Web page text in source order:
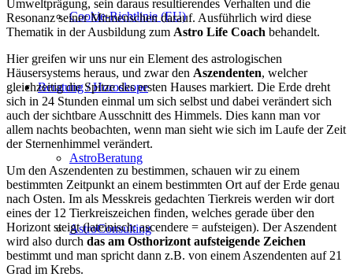
Cookie-Richtlinie (EU)
Beratung / Horoskope
AstroBeratung
AstroConsulting
Umweltprägung, sein daraus resultierendes Verhalten und die
Resonanz seiner Mitmenschen darauf. Ausführlich wird diese
Thematik in der Ausbildung zum Astro Life Coach behandelt.
Hier greifen wir uns nur ein Element des astrologischen
Häusersystems heraus, und zwar den Aszendenten, welcher
gleichzeitig die Spitze des ersten Hauses markiert. Die Erde dreht
sich in 24 Stunden einmal um sich selbst und dabei verändert sich
auch der sichtbare Ausschnitt des Himmels. Dies kann man vor
allem nachts beobachten, wenn man sieht wie sich im Laufe der Zeit
der Sternenhimmel verändert.
Um den Aszendenten zu bestimmen, schauen wir zu einem
bestimmten Zeitpunkt an einem bestimmten Ort auf der Erde genau
nach Osten. Im als Messkreis gedachten Tierkreis werden wir dort
eines der 12 Tierkreiszeichen finden, welches gerade über den
Horizont steigt (lateinisch: ascendere = aufsteigen). Der Aszendent
wird also durch das am Osthorizont aufsteigende Zeichen
bestimmt und man spricht dann z.B. von einem Aszendenten auf 21
Grad im Krebs.